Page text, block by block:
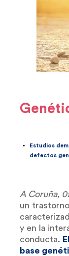
Estudios
defectos
A Coruña,
un
y en la
conducta.
base